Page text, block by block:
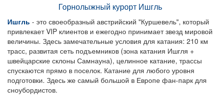
Горнолыжный курорт Ишгль
Ишгль - это своеобразный австрийский "Куршевель", который
привлекает VIP клиентов и ежегодно принимает звезд мировой
величины. Здесь замечательные условия для катания: 210 км
трасс, развитая сеть подъемников (зона катания Ишгля +
швейцарские склоны Самнауна), целинное катание, трассы
спускаются прямо в поселок. Катание для любого уровня
подготовки. Здесь же самый большой в Европе фан-парк для
сноубордистов.